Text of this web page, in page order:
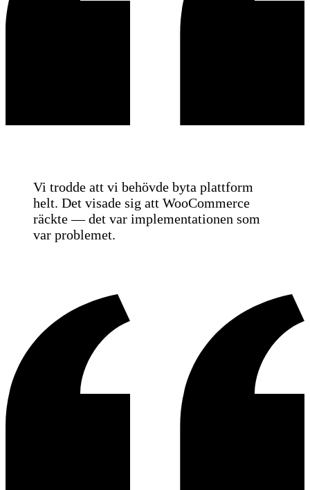
Vi trodde att vi behövde byta plattform
helt. Det visade sig att WooCommerce
räckte — det var implementationen som
var problemet.